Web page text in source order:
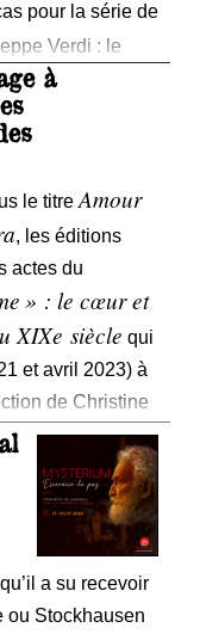
pour la série de
Verdi : le
Anna
Anita
à
le titre Amour
, les éditions
actes du
» : le cœur et
XIXe siècle qui
et avril 2023) à
a su recevoir
ou Stockhausen